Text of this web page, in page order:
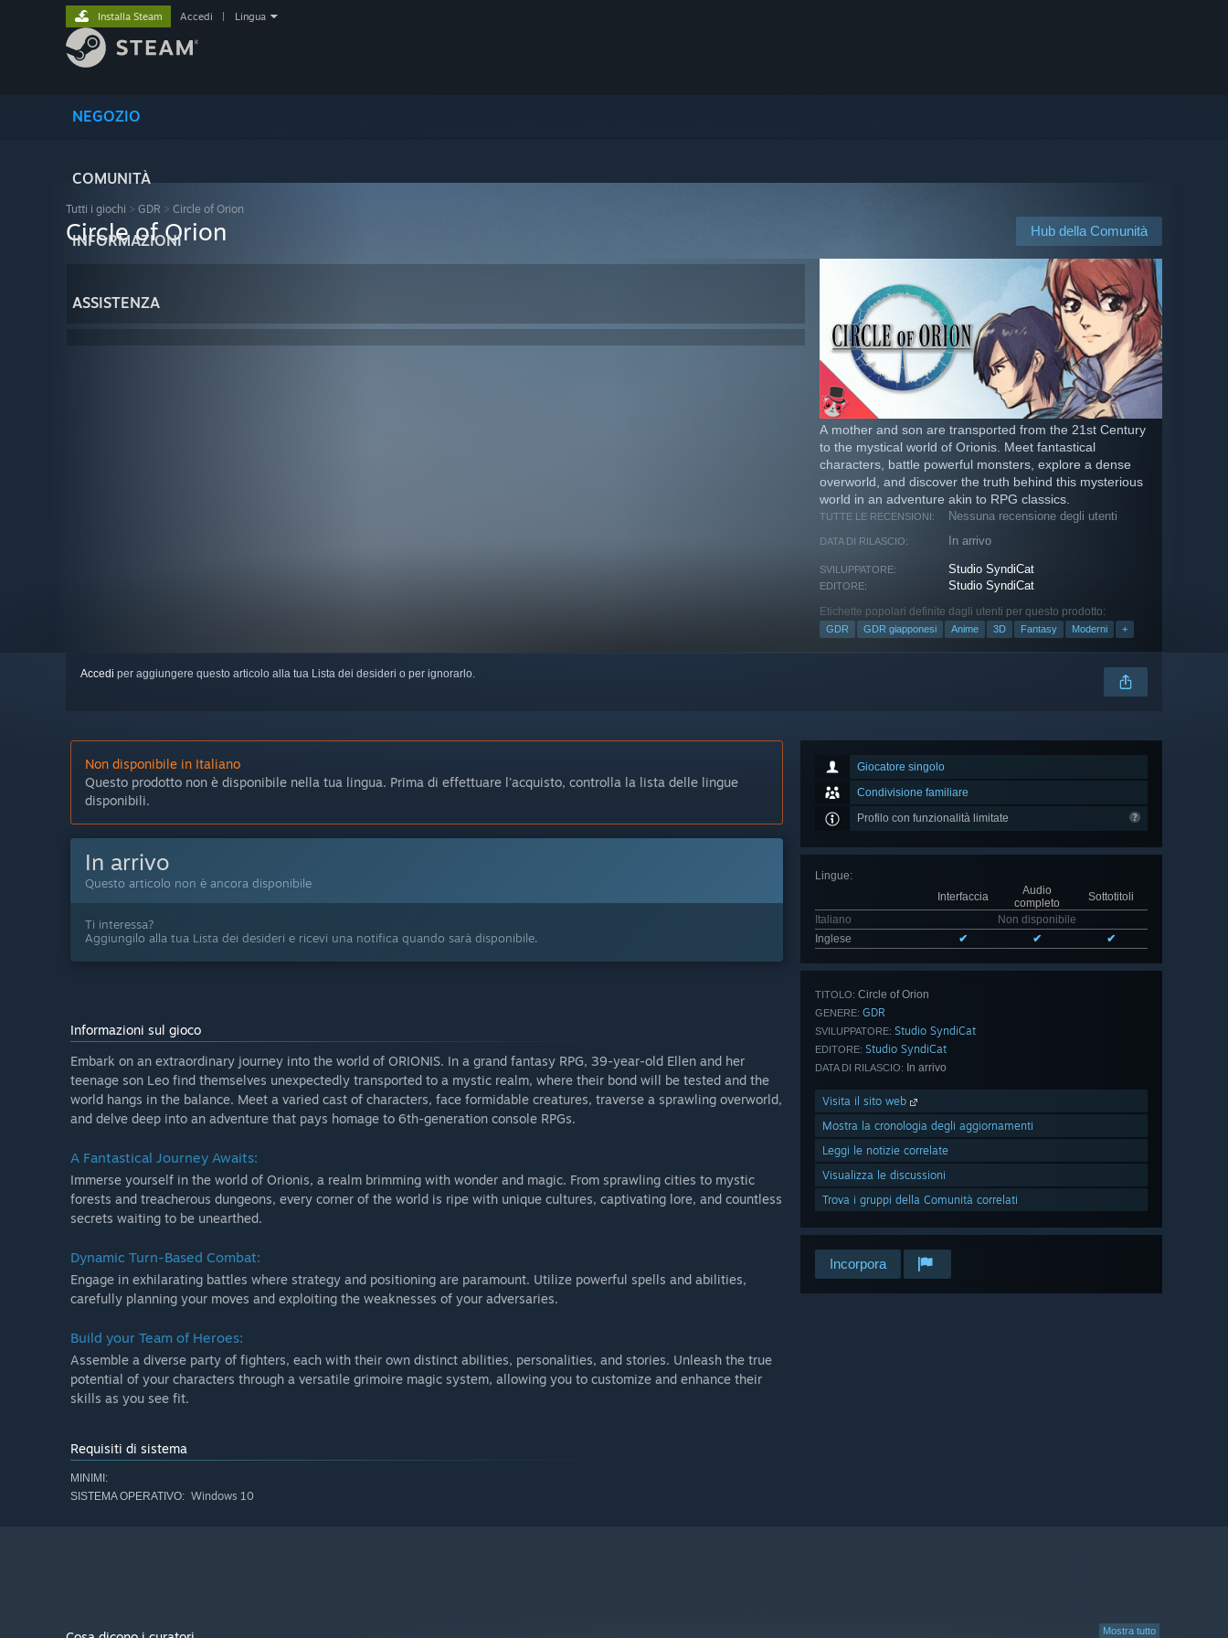
NEGOZIO
COMUNITÀ
INFORMAZIONI
ASSISTENZA
Installa Steam Accedi Lingua
Tutti i giochi > GDR > Circle of Orion
Hub della Comunità
Circle of Orion
A mother and son are transported from the 21st Century
to the mystical world of Orionis. Meet fantastical
characters, battle powerful monsters, explore a dense
overworld, and discover the truth behind this mysterious
world in an adventure akin to RPG classics.
TUTTE LE RECENSIONI: Nessuna recensione degli utenti
DATA DI RILASCIO: In arrivo
SVILUPPATORE: Studio SyndiCat
EDITORE: Studio SyndiCat
Etichette popolari definite dagli utenti per questo prodotto:
GDR GDR giapponesi Anime 3D Fantasy Moderni +
Accedi per aggiungere questo articolo alla tua Lista dei desideri o per ignorarlo.
Giocatore singolo
Condivisione familiare
Profilo con funzionalità limitate
Lingue:
Interfaccia
Audio
completo
Sottotitoli
Italiano
Non disponibile
Inglese
✔ ✔ ✔
TITOLO: Circle of Orion
GENERE: GDR
SVILUPPATORE: Studio SyndiCat
EDITORE: Studio SyndiCat
DATA DI RILASCIO: In arrivo
Visita il sito web
Mostra la cronologia degli aggiornamenti
Leggi le notizie correlate
Visualizza le discussioni
Trova i gruppi della Comunità correlati
Incorpora
Non disponibile in Italiano
Questo prodotto non è disponibile nella tua lingua. Prima di effettuare l'acquisto, controlla la lista delle lingue
disponibili.
In arrivo
Questo articolo non è ancora disponibile
Ti interessa?
Aggiungilo alla tua Lista dei desideri e ricevi una notifica quando sarà disponibile.
Informazioni sul gioco
Embark on an extraordinary journey into the world of ORIONIS. In a grand fantasy RPG, 39-year-old Ellen and her
teenage son Leo find themselves unexpectedly transported to a mystic realm, where their bond will be tested and the
world hangs in the balance. Meet a varied cast of characters, face formidable creatures, traverse a sprawling overworld,
and delve deep into an adventure that pays homage to 6th-generation console RPGs.
A Fantastical Journey Awaits:
Immerse yourself in the world of Orionis, a realm brimming with wonder and magic. From sprawling cities to mystic
forests and treacherous dungeons, every corner of the world is ripe with unique cultures, captivating lore, and countless
secrets waiting to be unearthed.
Dynamic Turn-Based Combat:
Engage in exhilarating battles where strategy and positioning are paramount. Utilize powerful spells and abilities,
carefully planning your moves and exploiting the weaknesses of your adversaries.
Build your Team of Heroes:
Assemble a diverse party of fighters, each with their own distinct abilities, personalities, and stories. Unleash the true
potential of your characters through a versatile grimoire magic system, allowing you to customize and enhance their
skills as you see fit.
Requisiti di sistema
MINIMI:
SISTEMA OPERATIVO: Windows 10
Mostra tutto